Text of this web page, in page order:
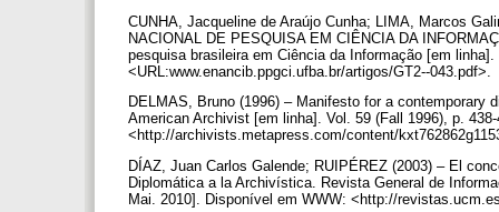
CUNHA, Jacqueline de Araújo Cunha; LIMA, Marcos
NACIONAL DE PESQUISA EM CIÊNCIA DA
pesquisa brasileira em Ciência da Informação [em
<URL:www.enancib.ppgci.ufba.br/artigos/GT2--043.pdf>.
DELMAS, Bruno (1996) – Manifesto for a
American Archivist [em linha]. Vol. 59 (Fall 1996), p.
<http://archivists.metapress.com/content/
DÍAZ, Juan Carlos Galende; RUIPÉREZ (2003) – El
Diplomática a la Archivística. Revista General de
Mai. 2010]. Disponível em WWW: <http://